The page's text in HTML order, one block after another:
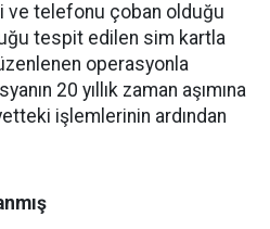
ve telefonu çoban olduğu
tespit edilen sim kartla
operasyonla
20 yıllık zaman aşımına
işlemlerinin ardından